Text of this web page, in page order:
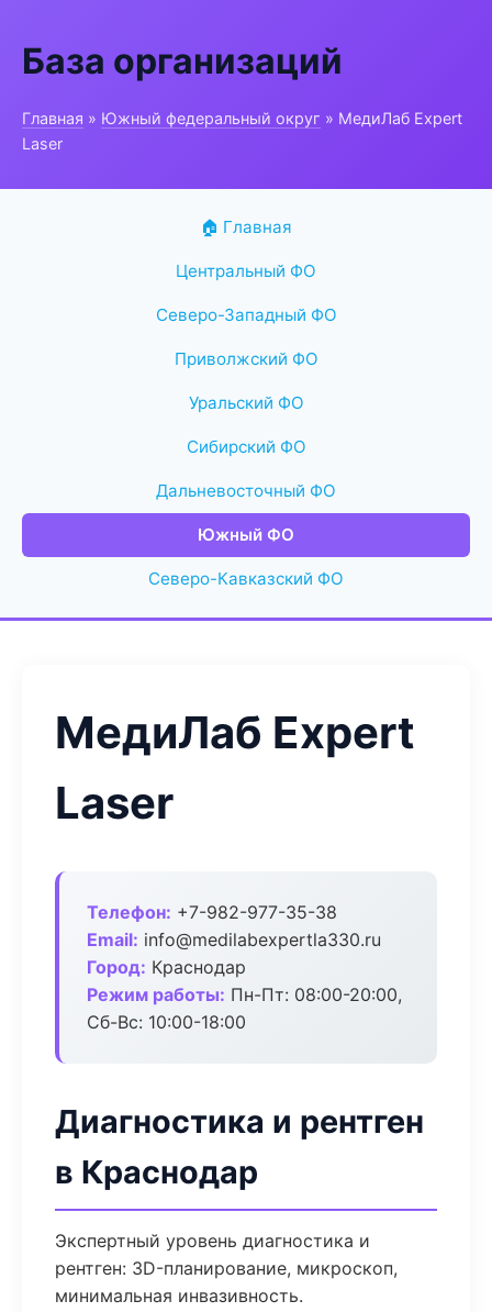
База организаций
Главная » Южный федеральный округ » МедиЛаб Expert
Laser
🏠 Главная
Центральный ФО
Северо-Западный ФО
Приволжский ФО
Уральский ФО
Сибирский ФО
Дальневосточный ФО
Южный ФО
Северо-Кавказский ФО
МедиЛаб Expert
Laser
Телефон: +7-982-977-35-38
Email: info@medilabexpertla330.ru
Город: Краснодар
Режим работы: Пн-Пт: 08:00-20:00,
Сб-Вс: 10:00-18:00
Диагностика и рентген
в Краснодар
Экспертный уровень диагностика и
рентген: 3D-планирование, микроскоп,
минимальная инвазивность.